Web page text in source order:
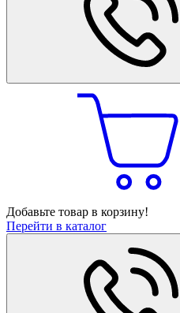
Добавьте товар в корзину!
Перейти в каталог